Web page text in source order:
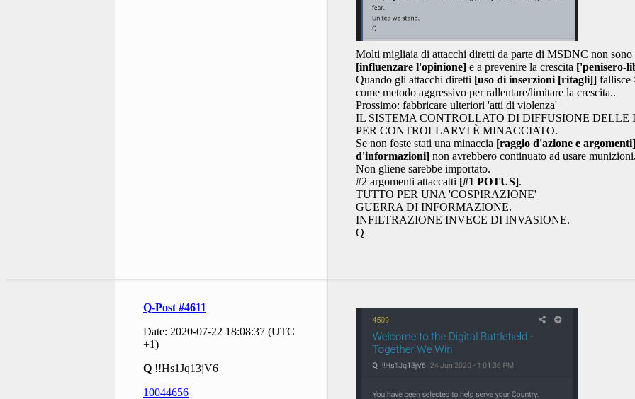
Molti migliaia di attacchi diretti da parte di MSDNC non
[influenzare l'opinione] e a prevenire la crescita ['penisero-
Quando gli attacchi diretti [uso di inserzioni [ritagli]] fallisce
come metodo aggressivo per rallentare/limitare la crescita..
Prossimo: fabbricare ulteriori 'atti di violenza'
IL SISTEMA CONTROLLATO DI DIFFUSIONE DELLE
PER CONTROLLARVI È MINACCIATO.
Se non foste stati una minaccia [raggio d'azione e argomenti]
d'informazioni] non avrebbero continuato ad usare
Non gliene sarebbe importato.
#2 argomenti attaccatti [#1 POTUS].
TUTTO PER UNA 'COSPIRAZIONE'
GUERRA DI INFORMAZIONE.
INFILTRAZIONE INVECE DI INVASIONE.
Q
Q-Post #4611
Date: 2020-07-22 18:08:37 (UTC
+1)
Q !!Hs1Jq13jV6
10044656